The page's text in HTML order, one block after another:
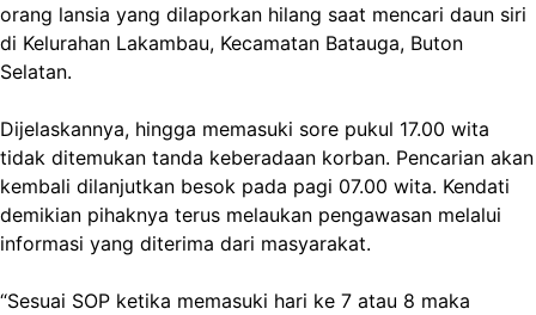
orang lansia yang dilaporkan hilang saat mencari daun siri
di Kelurahan Lakambau, Kecamatan Batauga, Buton
Selatan.
Dijelaskannya, hingga memasuki sore pukul 17.00 wita
tidak ditemukan tanda keberadaan korban. Pencarian akan
kembali dilanjutkan besok pada pagi 07.00 wita. Kendati
demikian pihaknya terus melaukan pengawasan melalui
informasi yang diterima dari masyarakat.
“Sesuai SOP ketika memasuki hari ke 7 atau 8 maka